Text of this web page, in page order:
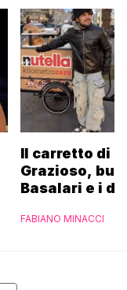
Il carretto di
Grazioso,
Basalari e i
Ferrero”
FABIANO MINACCI